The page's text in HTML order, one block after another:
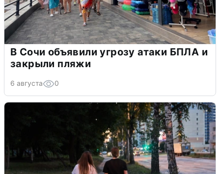
В Сочи объявили угрозу атаки БПЛА и
закрыли пляжи
6 августа 0